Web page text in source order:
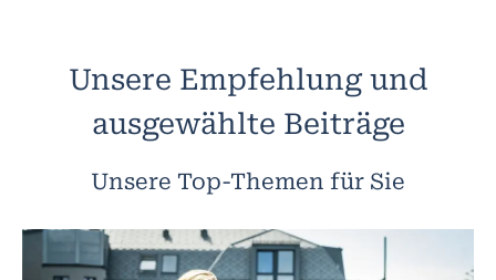
Unsere Empfehlung und
ausgewählte Beiträge
Unsere Top-Themen für Sie